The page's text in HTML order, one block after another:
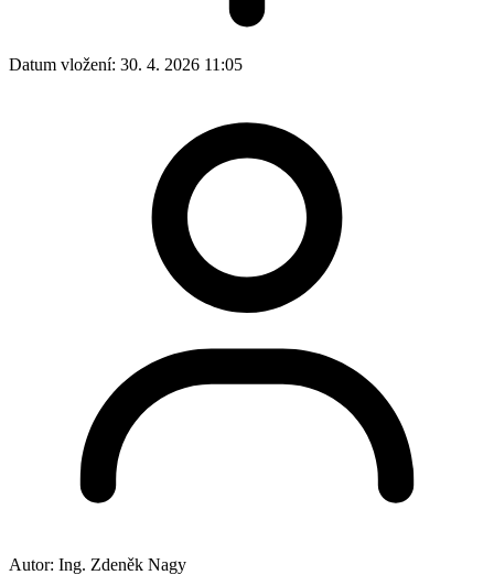
Datum vložení: 30. 4. 2026 11:05
Autor: Ing. Zdeněk Nagy